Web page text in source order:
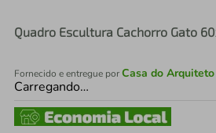
Quadro Escultura Cachorro Gato
Fornecido e entregue porCasa do Arquiteto
Carregando…